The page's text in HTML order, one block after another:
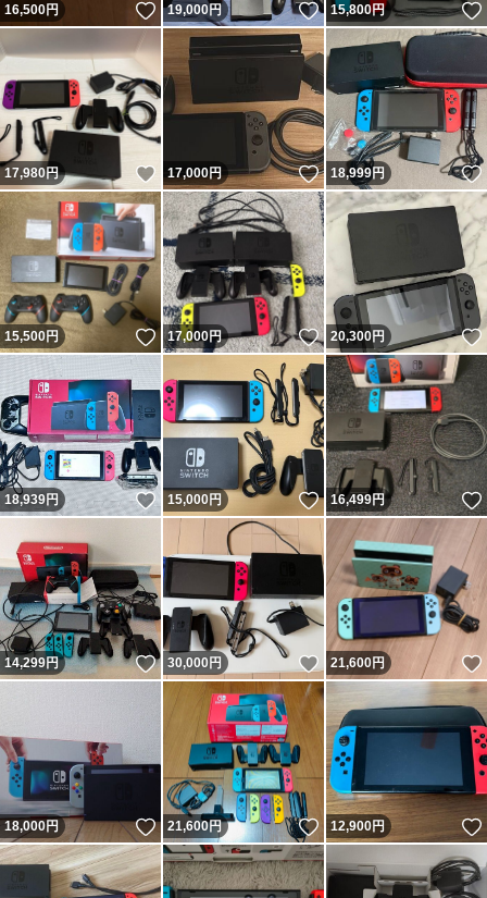
16,500円 いいね！
19,000円 いいね！
15,800円
17,980円 いいね！
17,000円 いいね！
18,999円
15,500円 いいね！
17,000円 いいね！
20,300円
18,939円 いいね！
15,000円 いいね！
16,499円
14,299円 いいね！
30,000 円 いいね！
21,600円
18,000円 いいね！
21,600円 いいね！
12,900円